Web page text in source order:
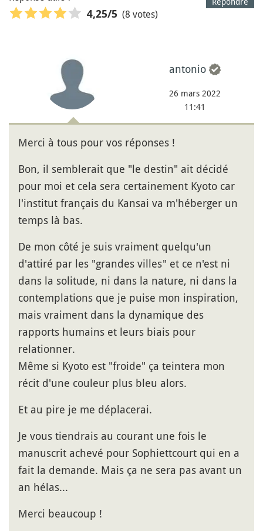
4,25/5 (8 votes)
antonio
26 mars 2022
11:41
Merci à tous pour vos réponses !
Bon, il semblerait que "le destin" ait décidé
pour moi et cela sera certainement Kyoto car
l'institut français du Kansai va m'héberger un
temps là bas.
De mon côté je suis vraiment quelqu'un
d'attiré par les "grandes villes" et ce n'est ni
dans la solitude, ni dans la nature, ni dans la
contemplations que je puise mon inspiration,
mais vraiment dans la dynamique des
rapports humains et leurs biais pour
relationner.
Même si Kyoto est "froide" ça teintera mon
récit d'une couleur plus bleu alors.
Et au pire je me déplacerai.
Je vous tiendrais au courant une fois le
manuscrit achevé pour Sophiettcourt qui en a
fait la demande. Mais ça ne sera pas avant un
an hélas...
Merci beaucoup !